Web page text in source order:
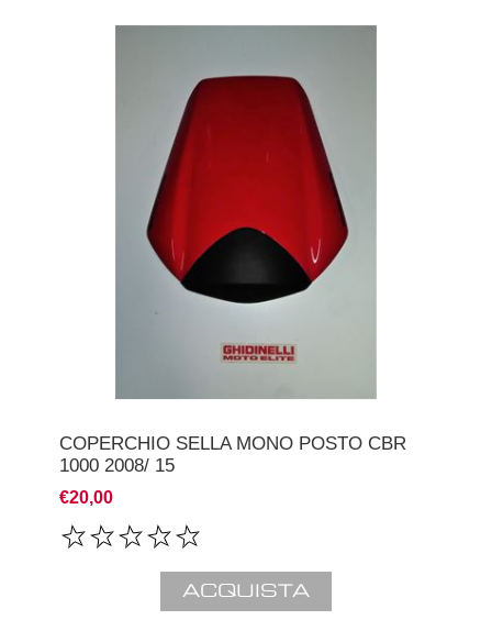
COPERCHIO SELLA MONO POSTO CBR
1000 2008/ 15
€20,00